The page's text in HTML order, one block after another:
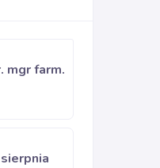
mgr farm.